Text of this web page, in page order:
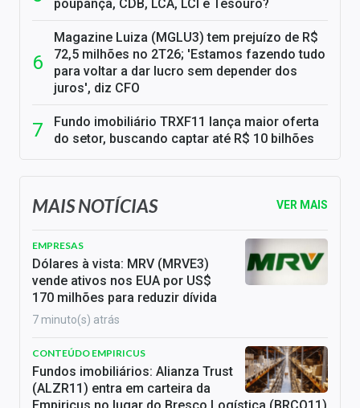
poupança, CDB, LCA, LCI e Tesouro?
Magazine Luiza (MGLU3) tem prejuízo de R$
72,5 milhões no 2T26; 'Estamos fazendo tudo
para voltar a dar lucro sem depender dos
juros', diz CFO
Fundo imobiliário TRXF11 lança maior oferta
do setor, buscando captar até R$ 10 bilhões
MAIS NOTÍCIAS VER MAIS
EMPRESAS
Dólares à vista: MRV (MRVE3)
vende ativos nos EUA por US$
170 milhões para reduzir dívida
7 minuto(s) atrás
CONTEÚDO EMPIRICUS
Fundos imobiliários: Alianza Trust
(ALZR11) entra em carteira da